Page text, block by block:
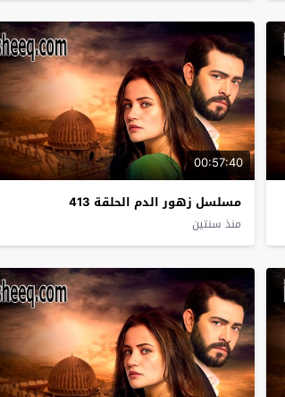
00:57:40
مسلسل زهور الدم الحلقة 413
منذ سنتين